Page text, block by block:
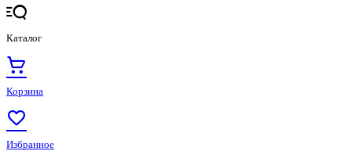
Каталог
Корзина
Избранное